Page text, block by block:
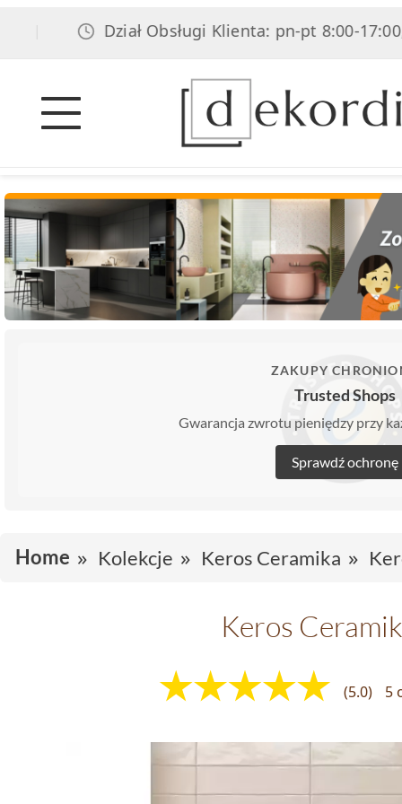
Dział Obsługi Klienta: pn-pt 8:00-17:00, sob
ZAKUPY
Trusted Shops
Gwarancja zwrotu pieniędzy przy
Sprawdź ochronę
Home Kolekcje Keros Ceramika
Keros
(5.0) 5